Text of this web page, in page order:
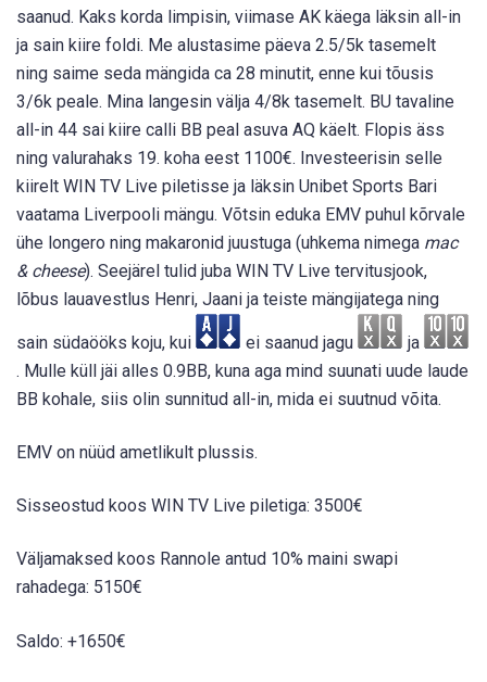
saanud. Kaks korda limpisin, viimase AK käega läksin all-in
ja sain kiire foldi. Me alustasime päeva 2.5/5k tasemelt
ning saime seda mängida ca 28 minutit, enne kui tõusis
3/6k peale. Mina langesin välja 4/8k tasemelt. BU tavaline
all-in 44 sai kiire calli BB peal asuva AQ käelt. Flopis äss
ning valurahaks 19. koha eest 1100€. Investeerisin selle
kiirelt WIN TV Live piletisse ja läksin Unibet Sports Bari
vaatama Liverpooli mängu. Võtsin eduka EMV puhul kõrvale
ühe longero ning makaronid juustuga (uhkema nimega mac
& cheese). Seejärel tulid juba WIN TV Live tervitusjook,
lõbus lauavestlus Henri, Jaani ja teiste mängijatega ning
sain südaööks koju, kui ei saanud jagu
ja
. Mulle küll jäi alles 0.9BB, kuna aga mind suunati uude laude
BB kohale, siis olin sunnitud all-in, mida ei suutnud võita.
EMV on nüüd ametlikult plussis.
Sisseostud koos WIN TV Live piletiga: 3500€
Väljamaksed koos Rannole antud 10% maini swapi
rahadega: 5150€
Saldo: +1650€